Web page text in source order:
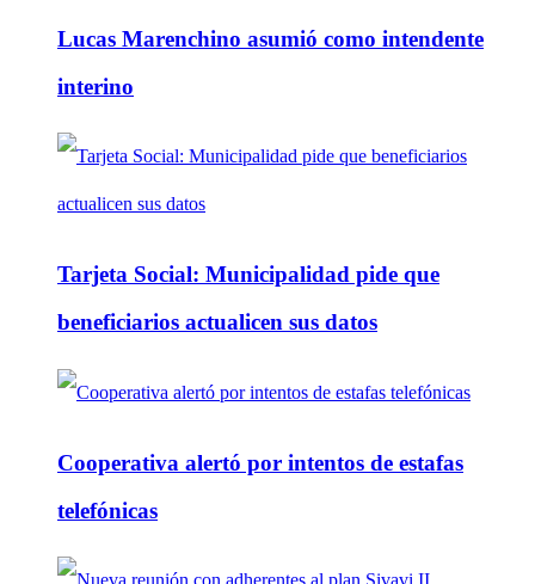
Lucas Marenchino asumió como intendente
interino
Tarjeta Social: Municipalidad pide que
beneficiarios actualicen sus datos
Cooperativa alertó por intentos de estafas
telefónicas